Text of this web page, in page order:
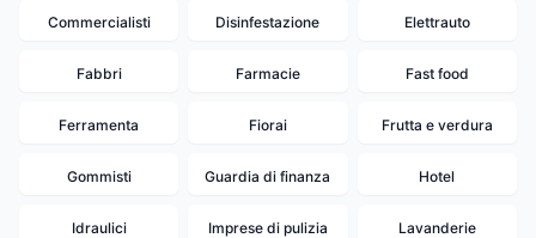
Commercialisti Disinfestazione Elettrauto
Fabbri Farmacie Fast food
Ferramenta Fiorai Frutta e verdura
Gommisti Guardia di finanza Hotel
Idraulici Imprese di pulizia Lavanderie